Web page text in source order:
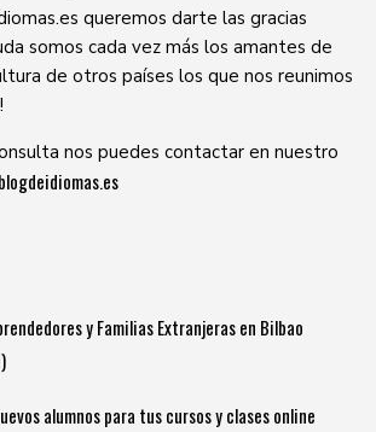
queremos darte las gracias
somos cada vez más los amantes de
de otros países los que nos reunimos
nos puedes contactar en nuestro
y Familias Extranjeras en Bilbao
alumnos para tus cursos y clases online